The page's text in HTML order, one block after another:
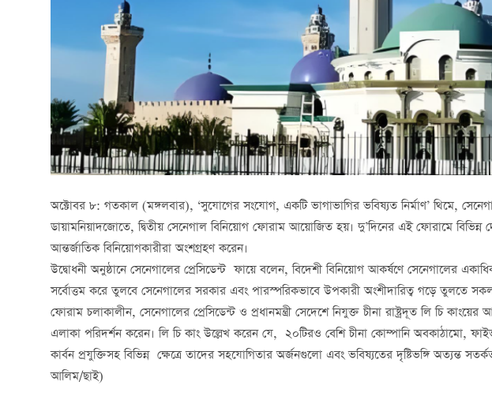
অক্টোবর ৮: গতকাল (মঙ্গলবার), ‘সুযোগের সংযোগ, একটি ভাগাভাগির ভবিষ্যত নির্মাণ’ থিমে,
ডায়ামনিয়াদজোতে, দ্বিতীয় সেনেগাল বিনিয়োগ ফোরাম আয়োজিত হয়। দু’দিনের এই ফোরামে বিভিন্ন
আন্তর্জাতিক বিনিয়োগকারীরা অংশগ্রহণ করেন।
উদ্বোধনী অনুষ্ঠানে সেনেগালের প্রেসিডেন্ট ফায়ে বলেন, বিদেশী বিনিয়োগ আকর্ষণে সেনেগালের
সর্বোত্তম করে তুলবে সেনেগালের সরকার এবং পারস্পরিকভাবে উপকারী অংশীদারিত্ব গড়ে তুলতে
ফোরাম চলাকালীন, সেনেগালের প্রেসিডেন্ট ও প্রধানমন্ত্রী সেদেশে নিযুক্ত চীনা রাষ্ট্রদূত লি চি কাংয়ের
এলাকা পরিদর্শন করেন। লি চি কাং উল্লেখ করেন যে, ২০টিরও বেশি চীনা কোম্পানি অবকাঠামো,
কার্বন প্রযুক্তিসহ বিভিন্ন ক্ষেত্রে তাদের সহযোগিতার অর্জনগুলো এবং ভবিষ্যতের দৃষ্টিভঙ্গি অত্যন্ত
আলিম/ছাই)